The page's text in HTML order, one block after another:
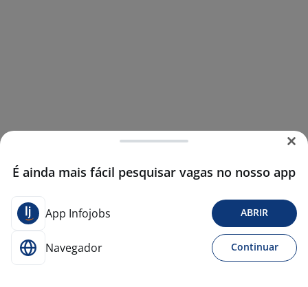
É ainda mais fácil pesquisar vagas no nosso app
App Infojobs ABRIR
Navegador Continuar